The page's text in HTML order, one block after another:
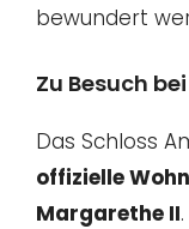
bewundert
Zu Besuch
Das Schloss
offizielle
Margarethe II